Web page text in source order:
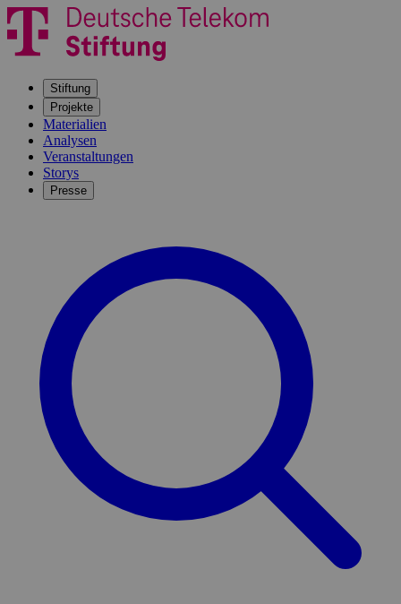
Stiftung
Projekte
Materialien
Analysen
Veranstaltungen
Storys
Presse